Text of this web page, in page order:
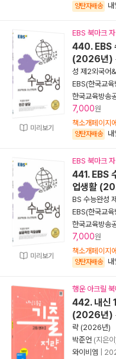
양탄자배송 내
미리보기
EBS 북마크
440. EBS
(2026년)
성 제2외국어
EBS(한국교
한국교육방송
7,000원
책소개페이지
양탄자배송 내
미리보기
EBS 북마크
441. EBS
업생활
BS 수능완성
EBS(한국교
한국교육방송
7,000원
책소개페이지
양탄자배송 내
행운 아크릴
442. 내신
(2026년)
략 (2026년)
박준언 (지은
와이비엠